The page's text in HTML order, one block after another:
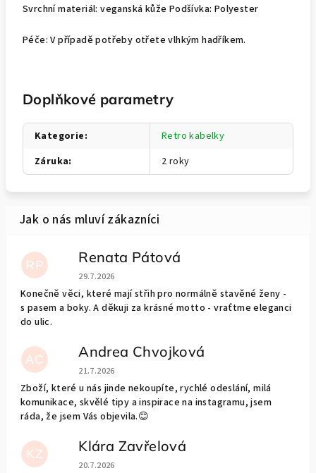
Svrchní materiál: veganská kůže Podšívka: Polyester
Péče: V případě potřeby otřete vlhkým hadříkem.
Doplňkové parametry
Kategorie:
Retro kabelky
Záruka: 2 roky
RP Renata Pátová
Hodnocení obchodu je 5 z 5 hvězdiček.
29.7.2026
Konečně věci, které mají střih pro normálně stavěné ženy -
s pasem a boky. A děkuji za krásné motto - vraťtme eleganci
do ulic.
AC Andrea Chvojková
Hodnocení obchodu je 5 z 5 hvězdiček.
21.7.2026
Zboží, které u nás jinde nekoupíte, rychlé odeslání, milá
komunikace, skvělé tipy a inspirace na instagramu, jsem
ráda, že jsem Vás objevila.😊
KZ Klára Zavřelová
Hodnocení obchodu je 5 z 5 hvězdiček.
20.7.2026